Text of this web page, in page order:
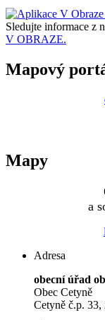
Sledujte informace z
V OBRAZE.
Mapový
Mapy
a
Adresa
obecní úřad
Obec Cetyně
Cetyně č.p.